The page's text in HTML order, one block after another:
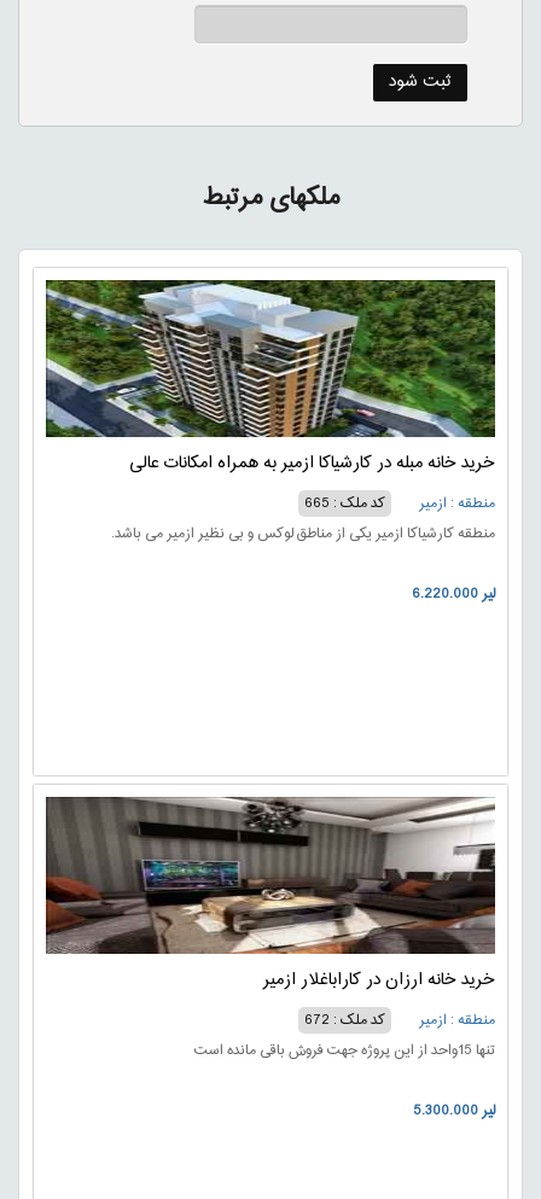
ملکهای مرتبط
خرید خانه مبله در کارشیاکا ازمیر به همراه امکانات عالی
منطقه : ازمیر
کد ملک : 665
منطقه کارشیاکا ازمیر یکی از مناطق لوکس و بی نظیر ازمیر می باشد.
6.220.000 لیر
خرید خانه ارزان در کاراباغلار ازمیر
منطقه : ازمیر
کد ملک : 672
تنها 15واحد از این پروژه جهت فروش باقی مانده است
5.300.000 لیر